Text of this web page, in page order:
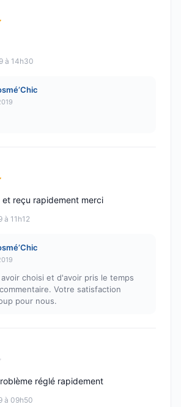
5
à 14h30
5
à 11h12
reçu rapidement merci
choisi et d'avoir pris le temps
Votre satisfaction
pour nous.
5
à 09h50
réglé rapidement